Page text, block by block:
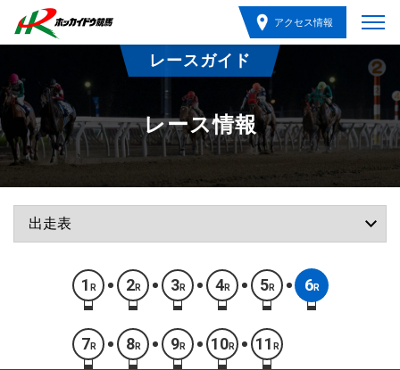
アクセス情報
レースガイド
レース情報
1 R 2R 3R 4R 5R 6R
7 R 8R 9R 10R 11 R